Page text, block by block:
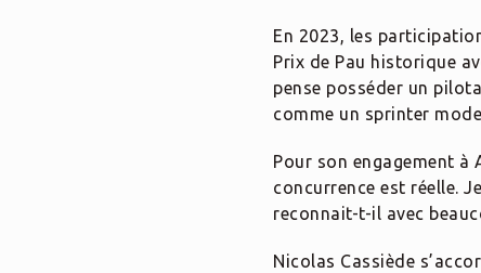
En 2023, les
Prix de Pau historique
pense posséder un
comme un sprinter
Pour son engagement à
concurrence est réelle.
reconnait-t-il avec
Nicolas Cassiède